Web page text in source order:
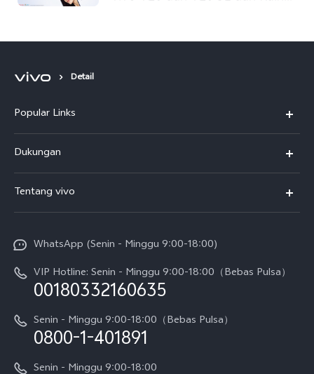
Detail
Popular Links
T5
T5 Pro
V70
V70 FE
Y05
X300 Pro
Dukungan
Service Center
Funtouch OS
Pembaruan Sistem
Harga Spare Part
Otentikasi IMEI
Tentang vivo
Sejarah
Berita
Pemberitahuan Hukum
Tentang Kami
WhatsApp (Senin - Minggu 9:00-18:00)
VIP Hotline: Senin - Minggu 9:00-18:00（Bebas Pulsa）
00180332160635
Senin - Minggu 9:00-18:00（Bebas Pulsa）
0800-1-401891
Senin - Minggu 9:00-18:00